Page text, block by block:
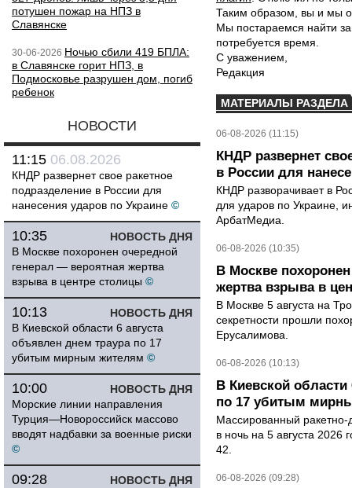
потушен пожар на НПЗ в
Славянске
30-06-2026 Ночью сбили 419 БПЛА:
в Славянске горит НПЗ, в
Подмосковье разрушен дом, погиб
ребенок
НОВОСТИ
11:15 06.08.2026
КНДР развернет свое ракетное
подразделение в России для
нанесения ударов по Украине ©
НОВОСТЬ ДНЯ
10:35
В Москве похоронен очередной
генерал — вероятная жертва
взрыва в центре столицы ©
НОВОСТЬ ДНЯ
10:13
В Киевской области 6 августа
объявлен днем траура по 17
убитым мирным жителям ©
НОВОСТЬ ДНЯ
10:00
Морские линии направления
Турция—Новороссийск массово
вводят надбавки за военные риски
©
НОВОСТЬ ДНЯ
09:28
Таким образом, вы и мы
Мы постараемся найти
потребуется время.
С уважением,
Редакция
МАТЕРИАЛЫ РАЗДЕЛА
06-08-2026 (11:15)
КНДР развернет
в России для
КНДР разворачивает в
для ударов по Украине,
АрбатМедиа.
06-08-2026 (10:35)
В Москве
жертва взрыва в
В Москве 5 августа на
секретности прошли
Ерусалимова.
06-08-2026 (10:13)
В Киевской
по 17 убитым
Массированный ракетно-
в ночь на 5 августа 2026
42.
06-08-2026 (09:28)